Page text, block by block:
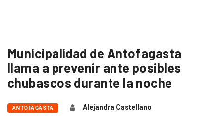
Municipalidad de Antofagasta
llama a prevenir ante posibles
chubascos durante la noche
ANTOFAGASTA
Alejandra Castellano